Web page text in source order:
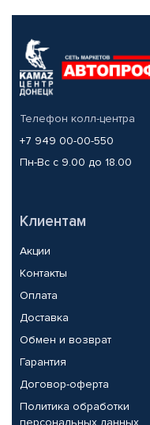
Телефон колл-центра
+7 949 00-00-550
Пн-Вс с 9.00 до 18.00
Клиентам
Акции
Контакты
Оплата
Доставка
Обмен и возврат
Гарантия
Договор-оферта
Политика обработки
персональных данных